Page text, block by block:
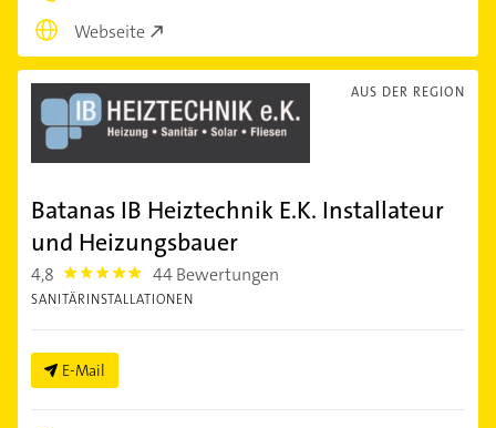
Webseite
AUS DER REGION
Batanas IB Heiztechnik E.K. Installateur
und Heizungsbauer
4,8 4.8 44 Bewertungen
SANITÄRINSTALLATIONEN
E-Mail